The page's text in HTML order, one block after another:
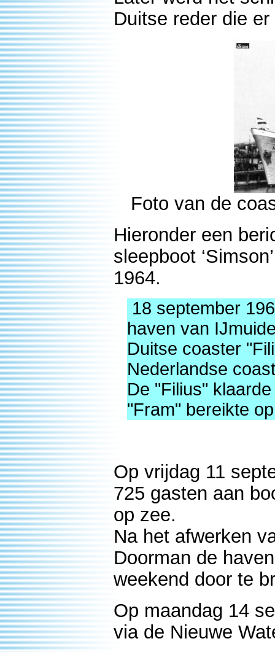
Duitse reder die er
Foto van de
Hieronder een
sleepboot
1964.
18 september
haven van
Duitse coaster
Nederlandse
De "Filius"
"Fram" bereikte
Op vrijdag 11
725 gasten aan
op zee.
Na het afwerken
Doorman de
weekend door te
Op maandag 14
via de Nieuwe